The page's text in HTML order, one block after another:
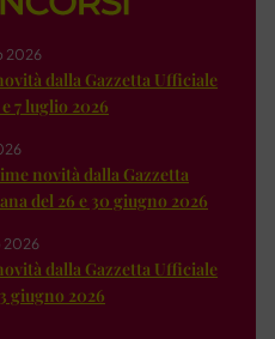
2026
dalla Gazzetta Ufficiale
7 luglio 2026
novità dalla Gazzetta
del 26 e 30 giugno 2026
2026
dalla Gazzetta Ufficiale
giugno 2026